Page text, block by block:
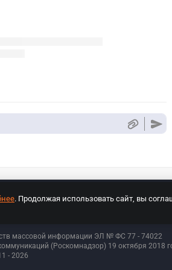
массовой информации ЭЛ № ФС 77 - 74022
(Роскомнадзор) 19 октября 2018
- 2026
. Продолжая использовать сайт, вы